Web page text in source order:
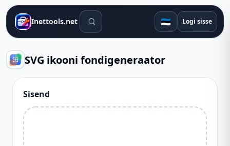
Inettools.net Otsingutööriistad 🇪🇪 Logi sisse
SVG ikooni fondigeneraator
Sisend